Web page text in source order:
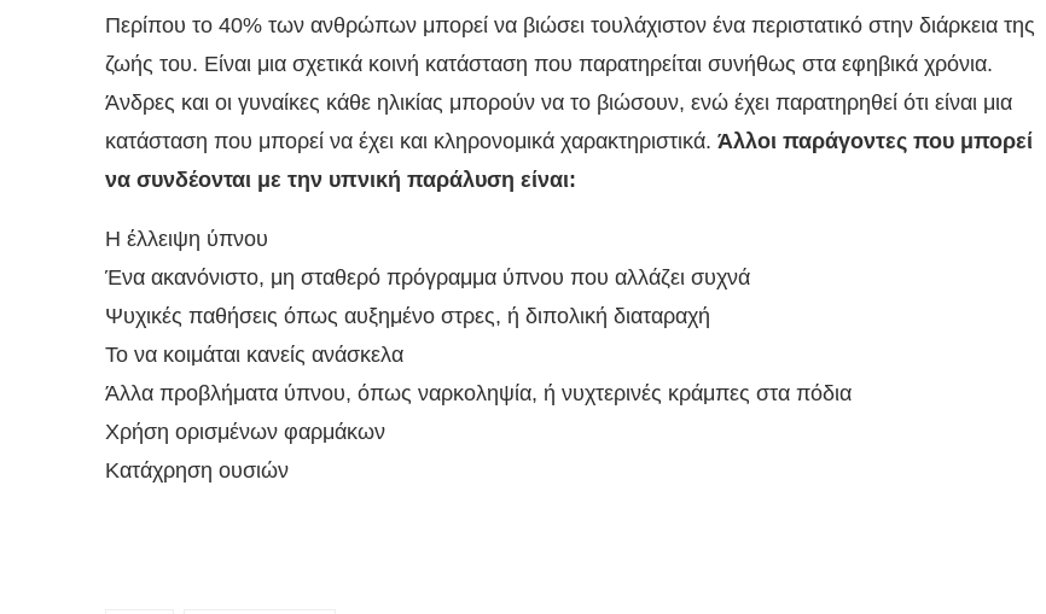
Περίπου το 40% των ανθρώπων μπορεί να βιώσει τουλάχιστον ένα περιστατικό στην διάρκεια της
ζωής του. Είναι μια σχετικά κοινή κατάσταση που παρατηρείται συνήθως στα εφηβικά χρόνια.
Άνδρες και οι γυναίκες κάθε ηλικίας μπορούν να το βιώσουν, ενώ έχει παρατηρηθεί ότι είναι μια
κατάσταση που μπορεί να έχει και κληρονομικά χαρακτηριστικά. Άλλοι παράγοντες που μπορεί
να συνδέονται με την υπνική παράλυση είναι:
Η έλλειψη ύπνου
Ένα ακανόνιστο, μη σταθερό πρόγραμμα ύπνου που αλλάζει συχνά
Ψυχικές παθήσεις όπως αυξημένο στρες, ή διπολική διαταραχή
Το να κοιμάται κανείς ανάσκελα
Άλλα προβλήματα ύπνου, όπως ναρκοληψία, ή νυχτερινές κράμπες στα πόδια
Χρήση ορισμένων φαρμάκων
Κατάχρηση ουσιών